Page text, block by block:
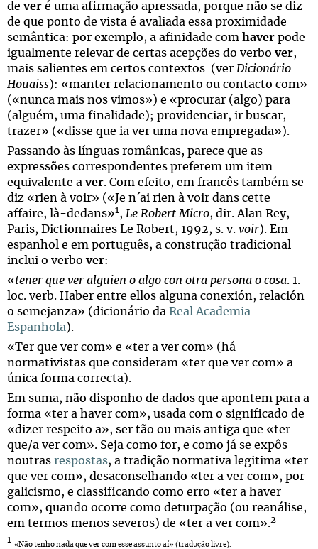
de ver é uma afirmação apressada, porque não se diz
de que ponto de vista é avaliada essa proximidade
semântica: por exemplo, a afinidade com haver pode
igualmente relevar de certas acepções do verbo ver,
mais salientes em certos contextos (ver Dicionário
Houaiss): «manter relacionamento ou contacto com»
(«nunca mais nos vimos») e «procurar (algo) para
(alguém, uma finalidade); providenciar, ir buscar,
trazer» («disse que ia ver uma nova empregada»).
Passando às línguas românicas, parece que as
expressões correspondentes preferem um item
equivalente a ver. Com efeito, em francês também se
diz «rien à voir» («Je n´ai rien à voir dans cette
affaire, là-dedans»1 , Le Robert Micro, dir. Alan Rey,
Paris, Dictionnaires Le Robert, 1992, s. v. voir). Em
espanhol e em português, a construção tradicional
inclui o verbo ver:
«tener que ver alguien o algo con otra persona o cosa. 1.
loc. verb. Haber entre ellos alguna conexión, relación
o semejanza» (dicionário da Real Academia
Espanhola).
«Ter que ver com» e «ter a ver com» (há
normativistas que consideram «ter que ver com» a
única forma correcta).
Em suma, não disponho de dados que apontem para a
forma «ter a haver com», usada com o significado de
«dizer respeito a», ser tão ou mais antiga que «ter
que/a ver com». Seja como for, e como já se expôs
noutras respostas, a tradição normativa legitima «ter
que ver com», desaconselhando «ter a ver com», por
galicismo, e classificando como erro «ter a haver
com», quando ocorre como deturpação (ou reanálise,
em termos menos severos) de «ter a ver com».2
1
«Não tenho nada que ver com esse assunto aí» (tradução livre).